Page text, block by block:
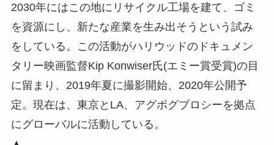
2030年にはこの地にリサイクル工場を建て、ゴミ
を資源にし、新たな産業を生み出そうという試み
をしている。この活動がハリウッドのドキュメン
タリー映画監督Kip Konwiser氏(エミー賞受賞)の目
に留まり、2019年夏に撮影開始、2020年公開予
定。現在は、東京とLA、アグボグブロシーを拠点
にグローバルに活動している。